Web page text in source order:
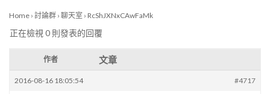
Home › 討論群 › 聊天室 › RcShJXNxCAwFaMk
正在檢視 0 則發表的回覆
作者 文章
2016-08-16 18:05:54 #4717